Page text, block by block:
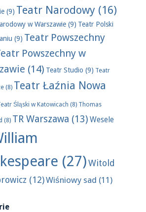
(9) Teatr Narodowy(16)
w Warszawie(9) Teatr Polski
(9) Teatr Powszechny
Powszechny w
(14) Teatr Studio (9) Teatr
(8) Teatr Łaźnia Nowa
Śląski w Katowicach (8) Thomas
(8) TR Warszawa (13) Wesele
(27)Witold
(12)Wiśniowy sad (11)